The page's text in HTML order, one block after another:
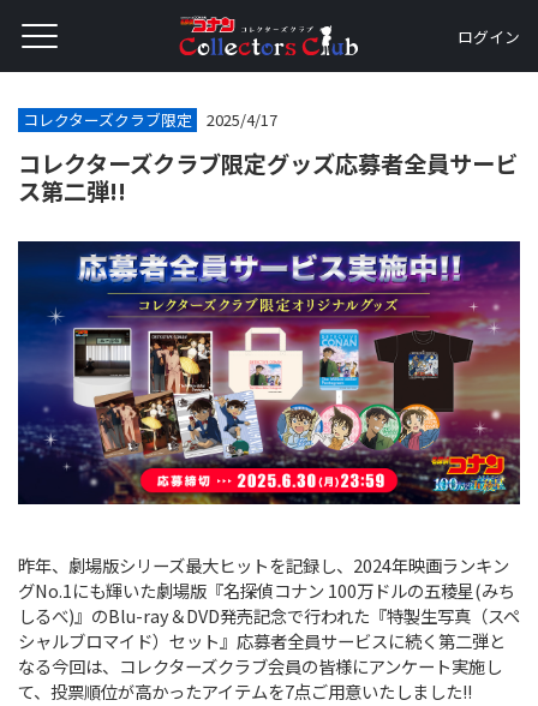
ログイン
コレクターズクラブ限定 2025/4/17
コレクターズクラブ限定グッズ応募者全員サービ
ス第二弾!!
昨年、劇場版シリーズ最大ヒットを記録し、2024年映画ランキン
グNo.1にも輝いた劇場版『名探偵コナン 100万ドルの五稜星(みち
しるべ)』のBlu-ray＆DVD発売記念で行われた『特製生写真（スペ
シャルブロマイド）セット』応募者全員サービスに続く第二弾と
なる今回は、コレクターズクラブ会員の皆様にアンケート実施し
て、投票順位が高かったアイテムを7点ご用意いたしました!!